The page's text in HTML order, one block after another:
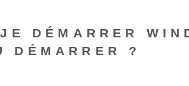
DÉMARRER
DÉMARRER ?